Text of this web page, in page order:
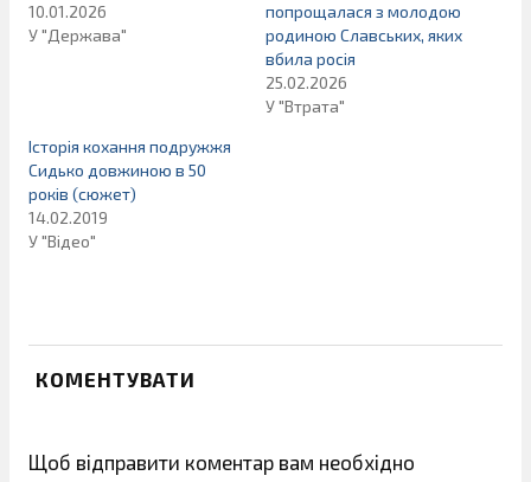
10.01.2026
У "Держава"
попрощалася з молодою
родиною Славських, яких
вбила росія
25.02.2026
У "Втрата"
Історія кохання подружжя
Сидько довжиною в 50
років (сюжет)
14.02.2019
У "Відео"
КОМЕНТУВАТИ
Щоб відправити коментар вам необхідно